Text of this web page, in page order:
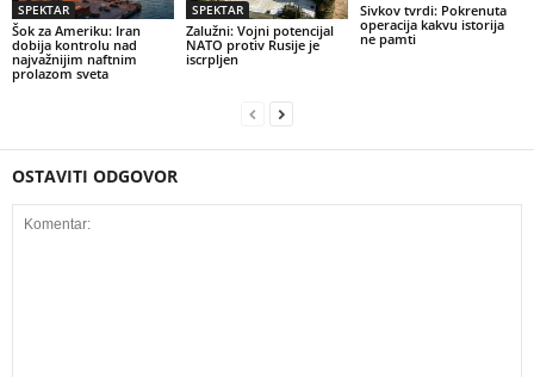
SPEKTAR
Šok za Ameriku: Iran
dobija kontrolu nad
najvažnijim naftnim
prolazom sveta
SPEKTAR
Zalužni: Vojni potencijal
NATO protiv Rusije je
iscrpljen
Sivkov tvrdi: Pokrenuta
operacija kakvu istorija
ne pamti
OSTAVITI ODGOVOR